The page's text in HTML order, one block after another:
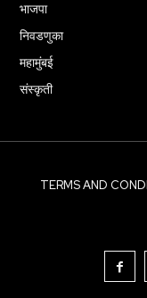
भाजपा
निवडणुका
महामुंबई
संस्कृती
TERMS AND